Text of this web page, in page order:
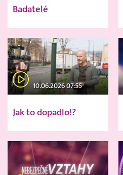
Badatelé
10.06.2026 07:55
Jak to dopadlo!?